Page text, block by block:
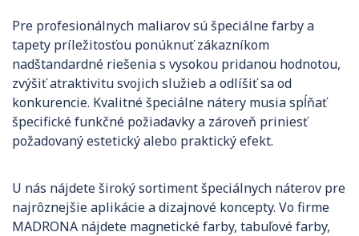
Pre profesionálnych maliarov sú špeciálne farby a
tapety príležitosťou ponúknuť zákazníkom
nadštandardné riešenia s vysokou pridanou hodnotou,
zvýšiť atraktivitu svojich služieb a odlíšiť sa od
konkurencie. Kvalitné špeciálne nátery musia spĺňať
špecifické funkčné požiadavky a zároveň priniesť
požadovaný estetický alebo praktický efekt.
U nás nájdete široký sortiment špeciálnych náterov pre
najrôznejšie aplikácie a dizajnové koncepty. Vo firme
MADRONA nájdete magnetické farby, tabuľové farby,